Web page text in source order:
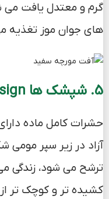
گرم و معتدل یافت می
های جوان موز تغذیه
5. شپشک ها Aspidotus cyarophyllisign
حشرات کامل ماده
آزاد در زیر سپر
ترشح می شود، زندگی
کشیده تر و کوچک تر